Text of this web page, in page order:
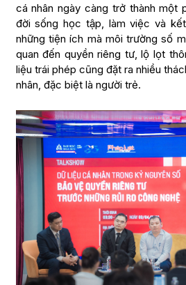
cá nhân ngày càng trở thành một
đời sống học tập, làm việc và
những tiện ích mà môi trường số
quan đến quyền riêng tư, lộ lọt
liệu trái phép cũng đặt ra nhiều
nhân, đặc biệt là người trẻ.